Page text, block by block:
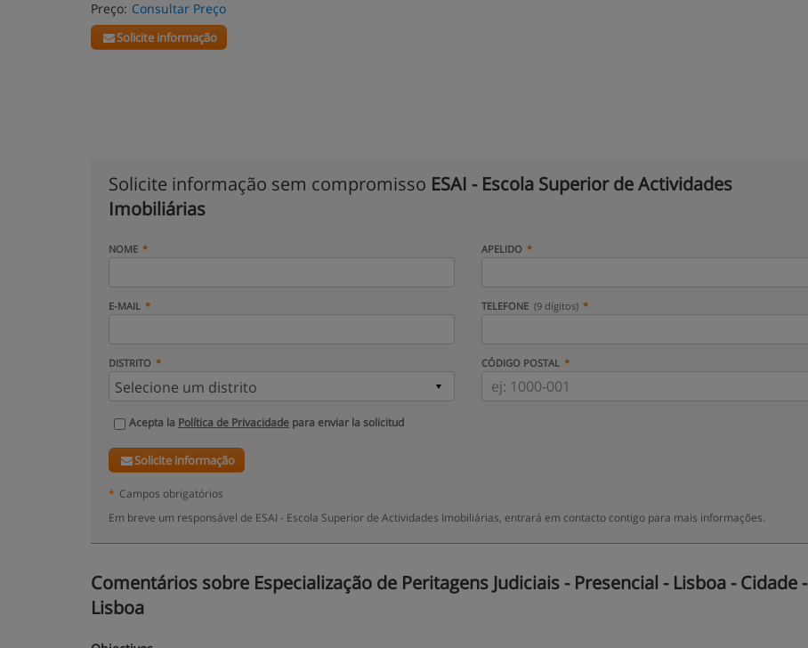
Preço: Consultar Preço
Solicite informação
Solicite informação sem compromisso ESAI - Escola Superior de Actividades
Imobiliárias
NOME APELIDO
E-MAIL TELEFONE (9 dígitos)
DISTRITO CÓDIGO POSTAL
Acepta la Política de Privacidade para enviar la solicitud
Solicite informação
* Campos obrigatórios
Em breve um responsável de ESAI - Escola Superior de Actividades Imobiliárias, entrará em contacto contigo para mais informações.
Comentários sobre Especialização de Peritagens Judiciais - Presencial - Lisboa - Cidade -
Lisboa